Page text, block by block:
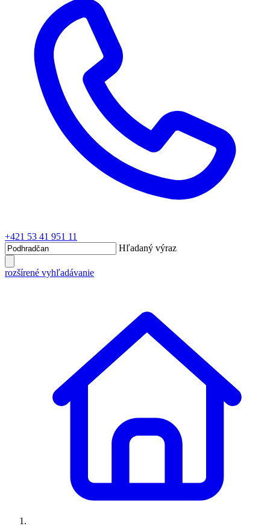
+421 53 41 951 11
Hľadaný výraz
rozšírené vyhľadávanie